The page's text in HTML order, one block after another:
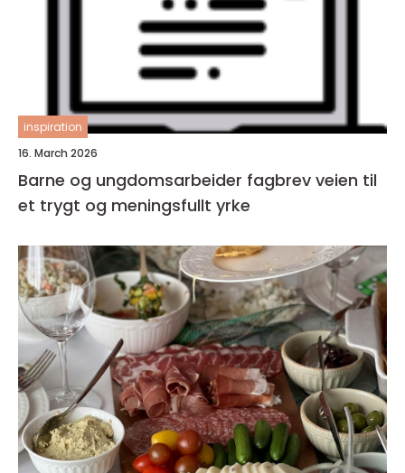
inspiration
16. March 2026
Barne og ungdomsarbeider fagbrev veien til
et trygt og meningsfullt yrke